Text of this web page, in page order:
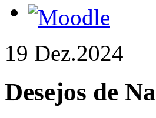
19 Dez.2024
Desejos de